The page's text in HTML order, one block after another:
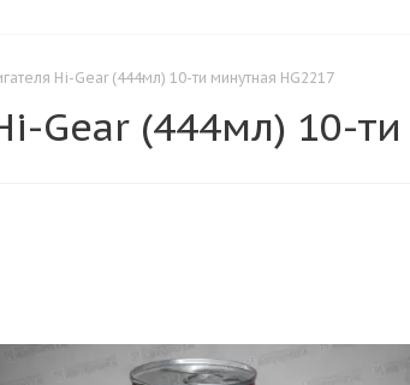
Hi-Gear (444мл) 10-ти минутная HG2217
Gear (444мл) 10-